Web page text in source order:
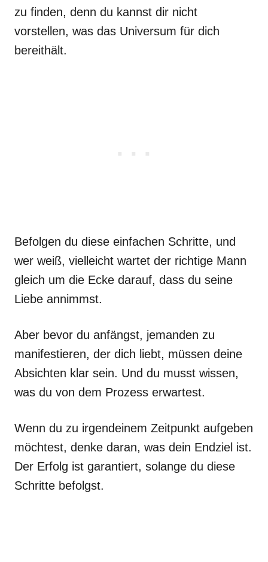
zu finden, denn du kannst dir nicht
vorstellen, was das Universum für dich
bereithält.
Befolgen du diese einfachen Schritte, und
wer weiß, vielleicht wartet der richtige Mann
gleich um die Ecke darauf, dass du seine
Liebe annimmst.
Aber bevor du anfängst, jemanden zu
manifestieren, der dich liebt, müssen deine
Absichten klar sein. Und du musst wissen,
was du von dem Prozess erwartest.
Wenn du zu irgendeinem Zeitpunkt aufgeben
möchtest, denke daran, was dein Endziel ist.
Der Erfolg ist garantiert, solange du diese
Schritte befolgst.